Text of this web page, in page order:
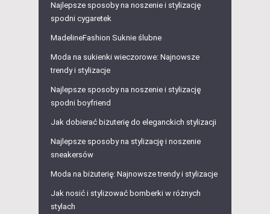
Najlepsze sposoby na noszenie i stylizację
spodni cygaretek
MadelineFashion Suknie ślubne
Moda na sukienki wieczorowe: Najnowsze
trendy i stylizacje
Najlepsze sposoby na noszenie i stylizację
spodni boyfriend
Jak dobierać biżuterię do eleganckich stylizacji
Najlepsze sposoby na stylizację i noszenie
sneakersów
Moda na biżuterię: Najnowsze trendy i stylizacje
Jak nosić i stylizować bomberki w różnych
stylach